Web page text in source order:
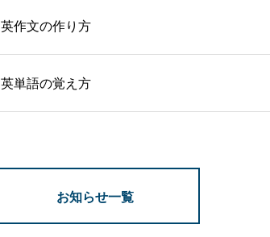
英作文の作り方
英単語の覚え方
お知らせ一覧